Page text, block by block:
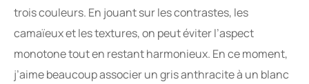
trois couleurs. En jouant sur les contrastes, les
camaïeux et les textures, on peut éviter l’aspect
monotone tout en restant harmonieux. En ce moment,
j’aime beaucoup associer un gris anthracite à un blanc